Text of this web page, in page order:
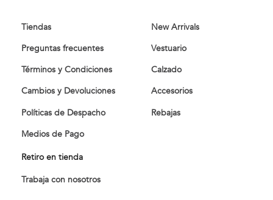
Tiendas
Preguntas frecuentes
Términos y Condiciones
Cambios y Devoluciones
Políticas de Despacho
Medios de Pago
Retiro en tienda
Trabaja con nosotros
New Arrivals
Vestuario
Calzado
Accesorios
Rebajas